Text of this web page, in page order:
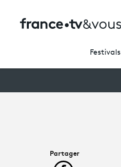
Festivals
Partager